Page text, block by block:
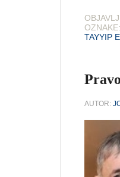
OZNAKE:
TAYYIP
AUTOR: